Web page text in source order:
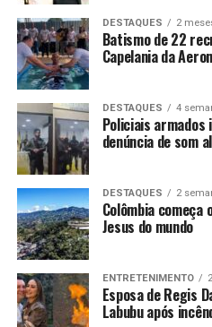
DESTAQUES 2
Batismo de 22
Capelania da
DESTAQUES 4
Policiais
denúncia de som
DESTAQUES 2
Colômbia
Jesus do mundo
ENTRETENIMENTO
Esposa de Regis
Labubu após